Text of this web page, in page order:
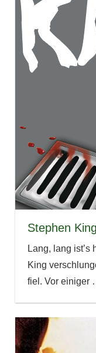
Stephen
Lang, lang ist’s
King
fiel. Vor einiger